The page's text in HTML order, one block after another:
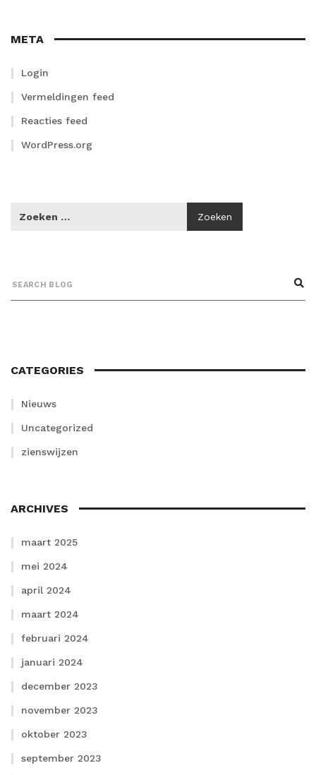
META
Login
Vermeldingen feed
Reacties feed
WordPress.org
CATEGORIES
Nieuws
Uncategorized
zienswijzen
ARCHIVES
maart 2025
mei 2024
april 2024
maart 2024
februari 2024
januari 2024
december 2023
november 2023
oktober 2023
september 2023